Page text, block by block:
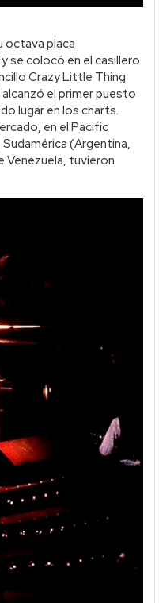
octava placa
se colocó en el casillero
Crazy Little Thing
el primer puesto
lugar en los charts.
en el Pacific
Sudamérica (Argentina,
Venezuela, tuvieron